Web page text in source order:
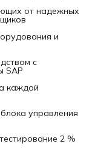
от надежных
и
с
SAP
каждой
управления
2 %